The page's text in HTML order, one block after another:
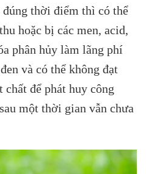
đúng thời điểm thì có thể
hoặc bị các men, acid,
phân hủy làm lãng phí
và có thể không đạt
để phát huy công
một thời gian vẫn chưa